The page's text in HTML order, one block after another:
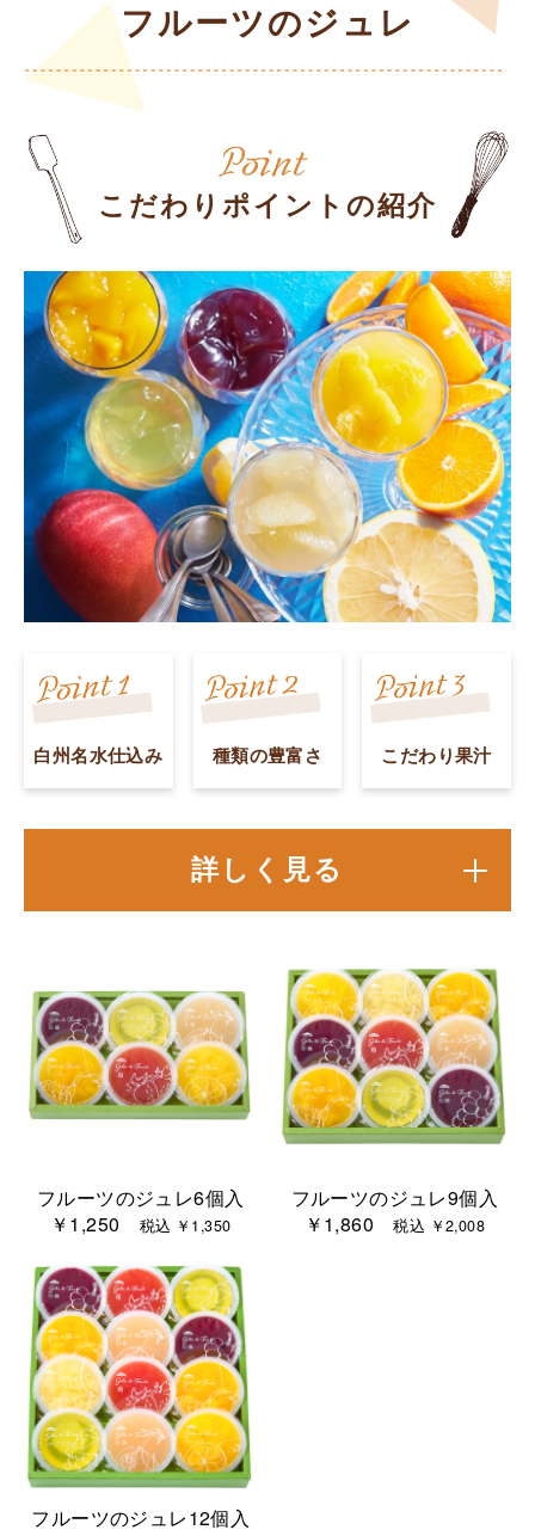
フルーツのジュレ
こだわりポイントの紹介
白州名水仕込み 種類の豊富さ こだわり果汁
詳しく見る
フルーツのジュレ6個入
￥1,250
税込 ￥1,350
フルーツのジュレ9個入
￥1,860税込 ￥2,008
フルーツのジュレ12個入